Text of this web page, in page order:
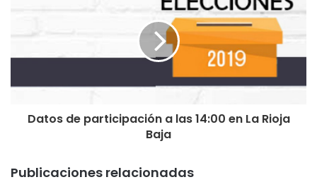
Datos de participación a las 14:00 en La Rioja
Baja
Publicaciones relacionadas